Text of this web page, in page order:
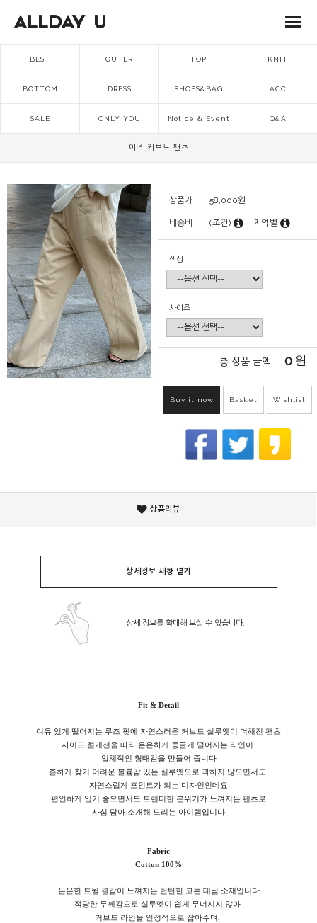
BEST OUTER TOP KNIT
BOTTOM DRESS SHOES&BAG ACC
SALE ONLY YOU Notice & Event Q&A
이즈 커브드 팬츠
상품가 58,000원
배송비 (조건) 지역별
색상
사이즈
총 상품 금액 0 원
Buy it now Basket Wishlist
상품리뷰
상세정보 새창 열기
상세 정보를 확대해 보실 수 있습니다.
Fit & Detail
여유 있게 떨어지는 루즈 핏에 자연스러운 커브드 실루엣이 더해진 팬츠
사이드 절개선을 따라 은은하게 둥글게 떨어지는 라인이
입체적인 형태감을 만들어 줍니다
흔하게 찾기 어려운 볼륨감 있는 실루엣으로 과하지 않으면서도
자연스럽게 포인트가 되는 디자인인데요
편안하게 입기 좋으면서도 트렌디한 분위기가 느껴지는 팬츠로
사심 담아 소개해 드리는 아이템입니다
Fabric
Cotton 100%
은은한 트윌 결감이 느껴지는 탄탄한 코튼 데님 소재입니다
적당한 두께감으로 실루엣이 쉽게 무너지지 않아
커브드 라인을 안정적으로 잡아주며,